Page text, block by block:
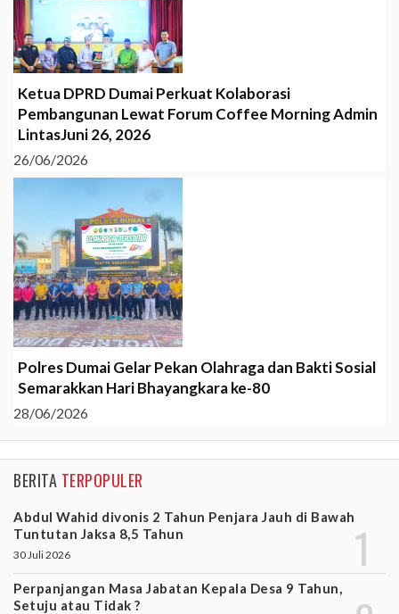
Ketua DPRD Dumai Perkuat Kolaborasi
Pembangunan Lewat Forum Coffee Morning Admin
LintasJuni 26, 2026
26/06/2026
Polres Dumai Gelar Pekan Olahraga dan Bakti Sosial
Semarakkan Hari Bhayangkara ke-80
28/06/2026
BERITA TERPOPULER
Abdul Wahid divonis 2 Tahun Penjara Jauh di Bawah
Tuntutan Jaksa 8,5 Tahun
30 Juli 2026
Perpanjangan Masa Jabatan Kepala Desa 9 Tahun,
Setuju atau Tidak ?